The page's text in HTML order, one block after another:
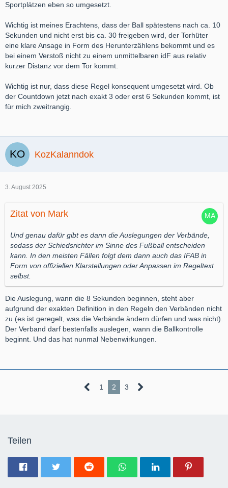
Sportplätzen eben so umgesetzt.
Wichtig ist meines Erachtens, dass der Ball spätestens nach ca. 10
Sekunden und nicht erst bis ca. 30 freigeben wird, der Torhüter
eine klare Ansage in Form des Herunterzählens bekommt und es
bei einem Verstoß nicht zu einem unmittelbaren idF aus relativ
kurzer Distanz vor dem Tor kommt.
Wichtig ist nur, dass diese Regel konsequent umgesetzt wird. Ob
der Countdown jetzt nach exakt 3 oder erst 6 Sekunden kommt, ist
für mich zweitrangig.
KozKalanndok
3. August 2025
Zitat von Mark
Und genau dafür gibt es dann die Auslegungen der Verbände,
sodass der Schiedsrichter im Sinne des Fußball entscheiden
kann. In den meisten Fällen folgt dem dann auch das IFAB in
Form von offiziellen Klarstellungen oder Anpassen im Regeltext
selbst.
Die Auslegung, wann die 8 Sekunden beginnen, steht aber
aufgrund der exakten Definition in den Regeln den Verbänden nicht
zu (es ist geregelt, was die Verbände ändern dürfen und was nicht).
Der Verband darf bestenfalls auslegen, wann die Ballkontrolle
beginnt. Und das hat nunmal Nebenwirkungen.
1 2 3
Teilen